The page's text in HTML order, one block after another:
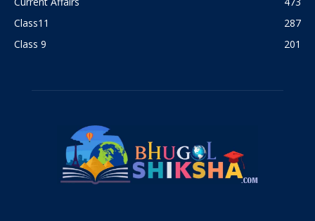
Class11
287
Class 9
201